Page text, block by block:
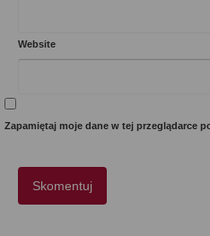
Website
Zapamiętaj moje dane w tej przeglądarce